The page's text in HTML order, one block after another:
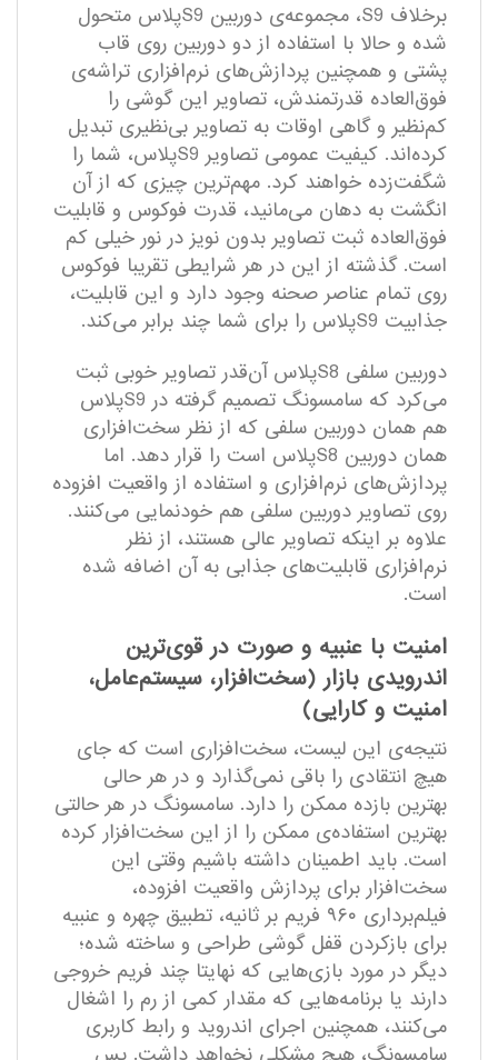
برخلاف S9، مجموعه‌­ی دوربین S9پلاس متحول
شده و حالا با استفاده از دو دوربین روی قاب
پشتی و همچنین پردازش‌های نرم‌افزاری تراشه‌ی
فوق‌العاده قدرتمندش، تصاویر این گوشی را
کم‌نظیر و گاهی اوقات به تصاویر بی‌نظیری تبدیل
کرده‌اند. کیفیت عمومی تصاویر S9پلاس، شما را
شگفت‌زده خواهند کرد. مهم‌ترین چیزی که از آن
انگشت به دهان می‌مانید، قدرت فوکوس و قابلیت
فوق‌العاده ثبت تصاویر بدون نویز در نور خیلی کم
است. گذشته از این در هر شرایطی تقریبا فوکوس
روی تمام عناصر صحنه وجود دارد و این قابلیت،
جذابیت S9پلاس را برای شما چند برابر می‌کند.
دوربین سلفی S8پلاس آن‌قدر تصاویر خوبی ثبت
می‌کرد که سامسونگ تصمیم گرفته در S9پلاس
هم همان دوربین سلفی که از نظر سخت‌افزاری
همان دوربین S8پلاس است را قرار دهد. اما
پردازش‌های نرم‌افزاری و استفاده از واقعیت افزوده
روی تصاویر دوربین سلفی هم خودنمایی می‌کنند.
علاوه بر اینکه تصاویر عالی هستند، از نظر
نرم‌افزاری قابلیت‌های جذابی به آن اضافه شده
است.
امنیت با عنبیه و صورت در قوی‌ترین
اندرویدی بازار (سخت‌افزار، سیستم‌عامل،
امنیت و کارایی)
نتیجه‌ی این لیست، سخت‌افزاری است که جای
هیچ انتقادی را باقی نمی‌گذارد و در هر حالی
بهترین بازده ممکن را دارد. سامسونگ در هر حالتی
بهترین استفاده‌ی ممکن را از این سخت‌افزار کرده
است. باید اطمینان داشته باشیم وقتی این
سخت‌افزار برای پردازش واقعیت افزوده،
فیلم‌برداری ۹۶۰ فریم بر ثانیه، تطبیق چهره و عنبیه
برای بازکردن قفل گوشی طراحی و ساخته شده؛
دیگر در مورد بازی‌هایی که نهایتا چند فریم خروجی
دارند یا برنامه‌هایی که مقدار کمی از رم را اشغال
می‌کنند، همچنین اجرای اندروید و رابط کاربری